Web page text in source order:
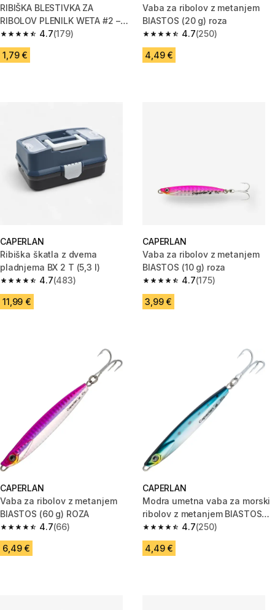
RIBIŠKA BLESTIVKA ZA
RIBOLOV PLENILK WETA #2 –
ZLATA
4.7
4.7 od 5 zvezdic from 179 ocene
(179)
1,79 €
Vaba za ribolov z metanjem
BIASTOS (20 g) roza
4.7
4.7 od 5 zvezdic from 250
(250)
4,49 €
CAPERLAN
Ribiška škatla z dvema
pladnjema BX 2 T (5,3 l)
4.7
4.7 od 5 zvezdic from 483 ocene
(483)
11,99 €
CAPERLAN
Vaba za ribolov z metanjem
BIASTOS (10 g) roza
4.7
4.7 od 5 zvezdic from 175
(175)
3,99 €
CAPERLAN
Vaba za ribolov z metanjem
BIASTOS (60 g) ROZA
4.7
4.7 od 5 zvezdic from 66 ocene
(66)
6,49 €
CAPERLAN
Modra umetna vaba za morski
ribolov z metanjem BIASTOS
(20 g)
4.7
4.7 od 5 zvezdic from 250
(250)
4,49 €